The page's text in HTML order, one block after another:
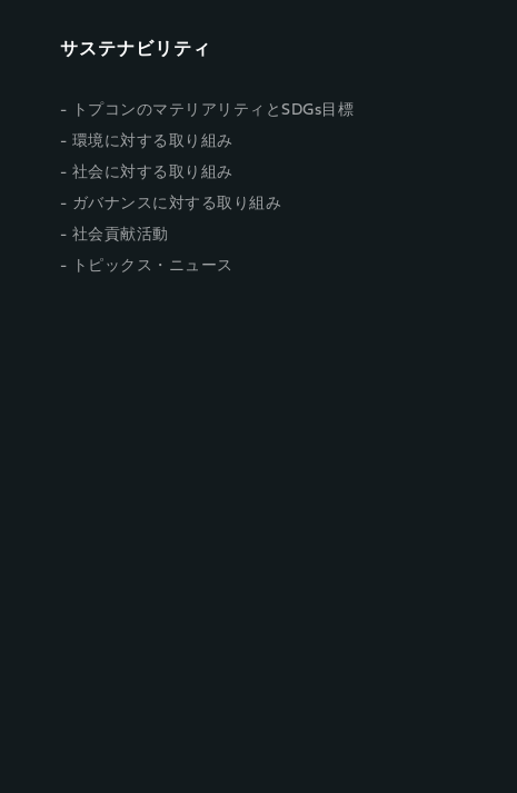
サステナビリティ
トプコンのマテリアリティとSDGs目標
環境に対する取り組み
社会に対する取り組み
ガバナンスに対する取り組み
社会貢献活動
トピックス・ニュース